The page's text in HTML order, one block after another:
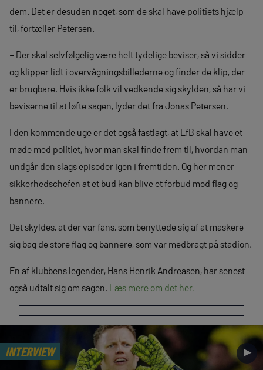
dem. Det er desuden noget, som de skal have politiets hjælp
til, fortæller Petersen.
– Der skal selvfølgelig være helt tydelige beviser, så vi sidder
og klipper lidt i overvågningsbillederne og finder de klip, der
er brugbare. Hvis ikke folk vil vedkende sig skylden, så har vi
beviserne til at løfte sagen, lyder det fra Jonas Petersen.
I den kommende uge er det også fastlagt, at EfB skal have et
møde med politiet, hvor man skal finde frem til, hvordan man
undgår den slags episoder igen i fremtiden. Og her mener
sikkerhedschefen at et bud kan blive et forbud mod flag og
bannere.
Det skyldes, at der var fans, som benyttede sig af at maskere
sig bag de store flag og bannere, som var medbragt på stadion.
En af klubbens legender, Hans Henrik Andreasen, har senest
også udtalt sig om sagen. Læs mere om det her.
INTERVIEW ►